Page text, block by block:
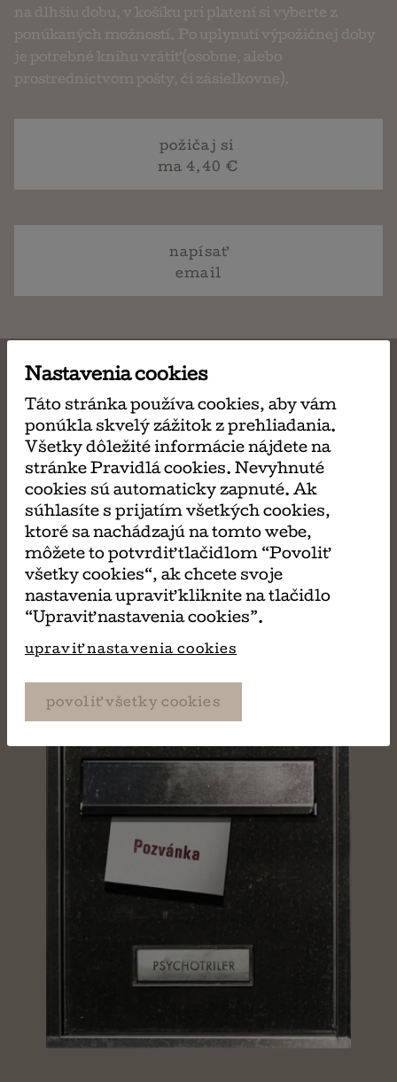
na dlhšiu dobu, v košíku pri platení si vyberte z
ponúkaných možností. Po uplynutí výpožičnej doby
je potrebné knihu vrátiť (osobne, alebo
prostredníctvom pošty, či zásielkovne).
požičaj si
ma 4,40 €
napísať
email
MÔŽE SA VÁM TIEŽ
PÁČIŤ
Nastavenia cookies
Táto stránka používa cookies, aby vám
ponúkla skvelý zážitok z prehliadania.
Všetky dôležité informácie nájdete na
stránke Pravidlá cookies. Nevyhnuté
cookies sú automaticky zapnuté. Ak
súhlasíte s prijatím všetkých cookies,
ktoré sa nachádzajú na tomto webe,
môžete to potvrdiť tlačidlom “Povoliť
všetky cookies“, ak chcete svoje
nastavenia upraviť kliknite na tlačidlo
“Upraviť nastavenia cookies”.
upraviť nastavenia cookies
povoliť všetky cookies